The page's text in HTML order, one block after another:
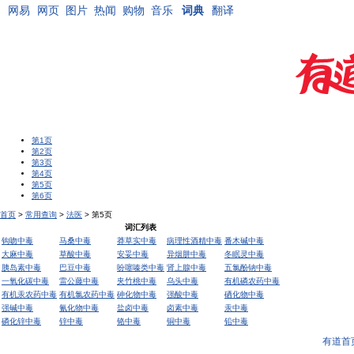
网易 网页 图片 热闻 购物 音乐 词典 翻译
第1页
第2页
第3页
第4页
第5页
第6页
首页 > 常用查询 > 法医 > 第5页
词汇列表
钩吻中毒
马桑中毒 莽草实中毒 病理性酒精中毒 番木碱中毒
大麻中毒
草酸中毒 安妥中毒 异烟肼中毒
冬眠灵中毒
胰岛素中毒
巴豆中毒 吩噻嗪类中毒 肾上腺中毒
五氯酚钠中毒
一氧化碳中毒
雷公藤中毒 夹竹桃中毒 乌头中毒
有机磷农药中毒
有机汞农药中毒 有机氯农药中毒 砷化物中毒 强酸中毒
硒化物中毒
强碱中毒
氰化物中毒 盐卤中毒 卤素中毒
汞中毒
磷化锌中毒
锌中毒 铬中毒 铜中毒 铅中毒
有道首